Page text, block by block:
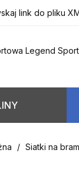
link do pliku
link do pliku
Siatki na